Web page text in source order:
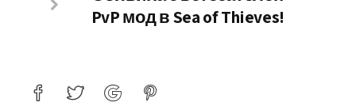
PvP мод в Sea of Thieves!